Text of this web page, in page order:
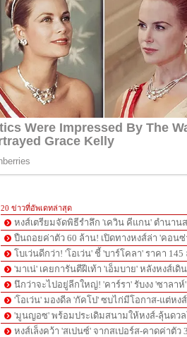
20 ข่าวที่อัพเดทล่าสุด
หงส์เตรียมจัดพิธีรำลึก 'เควิน คีแกน' ตำนาน
ปืนถอยค่าตัว 60 ล้าน! เปิดทางหงส์ล่า 'คอนซ่
โบเว่นดีกว่า! 'โอเว่น' ชี้ 'บาร์โคลา' ราคา
'มาเน่' เคยการันตีฝีเท้า 'เอ็มบาย' หลังหงส์เดิ
นึกว่าจะไปอยู่ลีกใหญ่! 'คาร์รา' รับงง 'ซาลา
'โอเว่น' มองดีล 'กัคโป' ซบไก่มีโอกาส-แต่ห
'มูนญอซ' พร้อมประเดิมสนามให้หงส์-ลุ้นดว
หงส์เล็งคว้า 'สเปนซ์' จากสเปอร์ส-คาดค่าตัว